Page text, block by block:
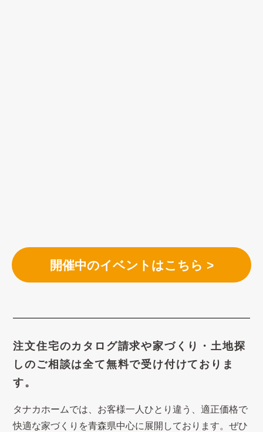
開催中のイベントはこちら >
注文住宅のカタログ請求や家づくり・土地探
しのご相談は全て無料で受け付けておりま
す。
タナカホームでは、お客様一人ひとり違う、適正価格で
快適な家づくり を青森県中心に展開しております。ぜひ